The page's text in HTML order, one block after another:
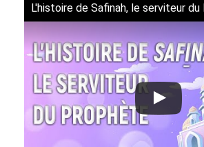
L'histoire de Safinah, le serviteur